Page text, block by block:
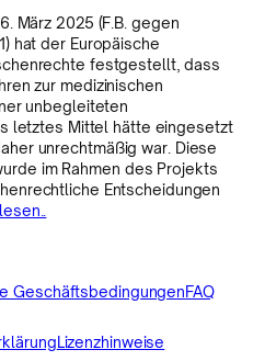
März 2025 (F.B. gegen
hat der Europäische
festgestellt, dass
zur medizinischen
unbegleiteten
letztes Mittel hätte eingesetzt
unrechtmäßig war. Diese
im Rahmen des Projekts
Entscheidungen
GeschäftsbedingungenFAQ
Lizenzhinweise